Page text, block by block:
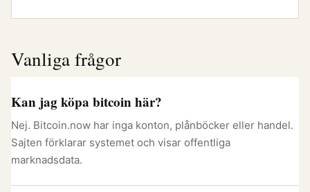
Vanliga frågor
Kan jag köpa bitcoin här?
Nej. Bitcoin.now har inga konton, plånböcker eller handel.
Sajten förklarar systemet och visar offentliga
marknadsdata.